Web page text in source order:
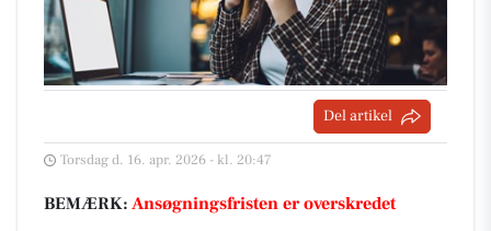
Del artikel
Torsdag d. 16. apr. 2026 - kl. 20:47
BEMÆRK: Ansøgningsfristen er overskredet